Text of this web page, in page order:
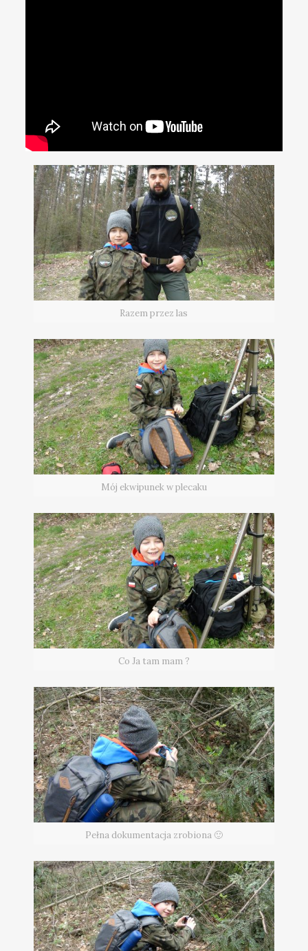
Razem przez las
Mój ekwipunek w plecaku
Co Ja tam mam ?
Pełna dokumentacja zrobiona 🙂